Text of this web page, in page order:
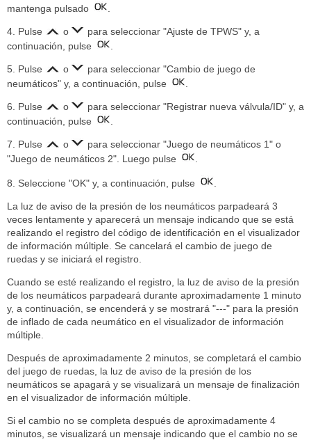
mantenga pulsado
4. Pulse o
para seleccionar "Ajuste de TPWS" y, a
continuación, pulse
5. Pulse o
para seleccionar "Cambio de juego de
neumáticos" y, a continuación, pulse
6. Pulse o
para seleccionar "Registrar nueva válvula/ID" y, a
continuación, pulse
7. Pulse o
para seleccionar "Juego de neumáticos 1" o
"Juego de neumáticos 2". Luego pulse
8. Seleccione "OK" y, a continuación, pulse
La luz de aviso de la presión de los neumáticos parpadeará 3
veces lentamente y aparecerá un mensaje indicando que se está
realizando el registro del código de identificación en el visualizador
de información múltiple. Se cancelará el cambio de juego de
ruedas y se iniciará el registro.
Cuando se esté realizando el registro, la luz de aviso de la presión
de los neumáticos parpadeará durante aproximadamente 1 minuto
y, a continuación, se encenderá y se mostrará "---" para la presión
de inflado de cada neumático en el visualizador de información
múltiple.
Después de aproximadamente 2 minutos, se completará el cambio
del juego de ruedas, la luz de aviso de la presión de los
neumáticos se apagará y se visualizará un mensaje de finalización
en el visualizador de información múltiple.
Si el cambio no se completa después de aproximadamente 4
minutos, se visualizará un mensaje indicando que el cambio no se